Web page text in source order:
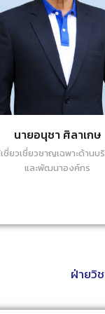
นายอนุชา ศิลาเกษ
ชี่ยวเชี่ยวชาญเฉพาะด้านบ
และพัฒนาองค์กร
ฝ่ายวิ